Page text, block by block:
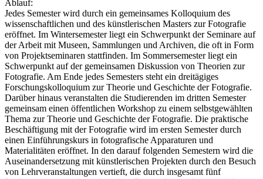
Ablauf:
Jedes Semester wird durch ein gemeinsames Kolloquium des
wissenschaftlichen und des künstlerischen Masters zur Fotografie
eröffnet. Im Wintersemester liegt ein Schwerpunkt der Seminare auf
der Arbeit mit Museen, Sammlungen und Archiven, die oft in Form
von Projektseminaren stattfinden. Im Sommersemester liegt ein
Schwerpunkt auf der gemeinsamen Diskussion von Theorien zur
Fotografie. Am Ende jedes Semesters steht ein dreitägiges
Forschungskolloquium zur Theorie und Geschichte der Fotografie.
Darüber hinaus veranstalten die Studierenden im dritten Semester
gemeinsam einen öffentlichen Workshop zu einem selbstgewählten
Thema zur Theorie und Geschichte der Fotografie. Die praktische
Beschäftigung mit der Fotografie wird im ersten Semester durch
einen Einführungskurs in fotografische Apparaturen und
Materialitäten eröffnet. In den darauf folgenden Semestern wird die
Auseinandersetzung mit künstlerischen Projekten durch den Besuch
von Lehrveranstaltungen vertieft, die durch insgesamt fünf